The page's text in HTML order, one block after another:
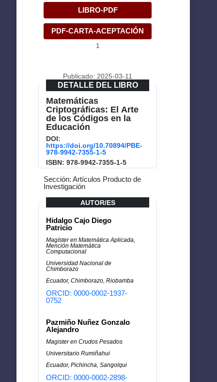
LIBRO-PDF
PDF-CARTA-ACEPTACIÓN
1
Publicado: 2025-03-11
DETALLE DEL LIBRO
Matemáticas
Criptográficas: El Arte
de los Códigos en la
Educación
DOI:
https://doi.org/10.70894/PBE-
978-9942-7355-1-5
ISBN: 978-9942-7355-1-5
Sección: Artículos Producto de
Investigación
AUTOR/ES
Hidalgo Cajo Diego
Patricio
Magíster en Matemática Aplicada,
Mención Matemática
Computacional
Universidad Nacional de
Chimborazo
Ecuador, Chimborazo, Riobamba
ORCID: 0000-0002-1937-
0752
Pazmiño Nuñez Gonzalo
Alejandro
Magister en Crudos Pesados
Universitario Rumiñahui
Ecuador, Pichincha, Sangolqui
ORCID: 0000-0002-2898-